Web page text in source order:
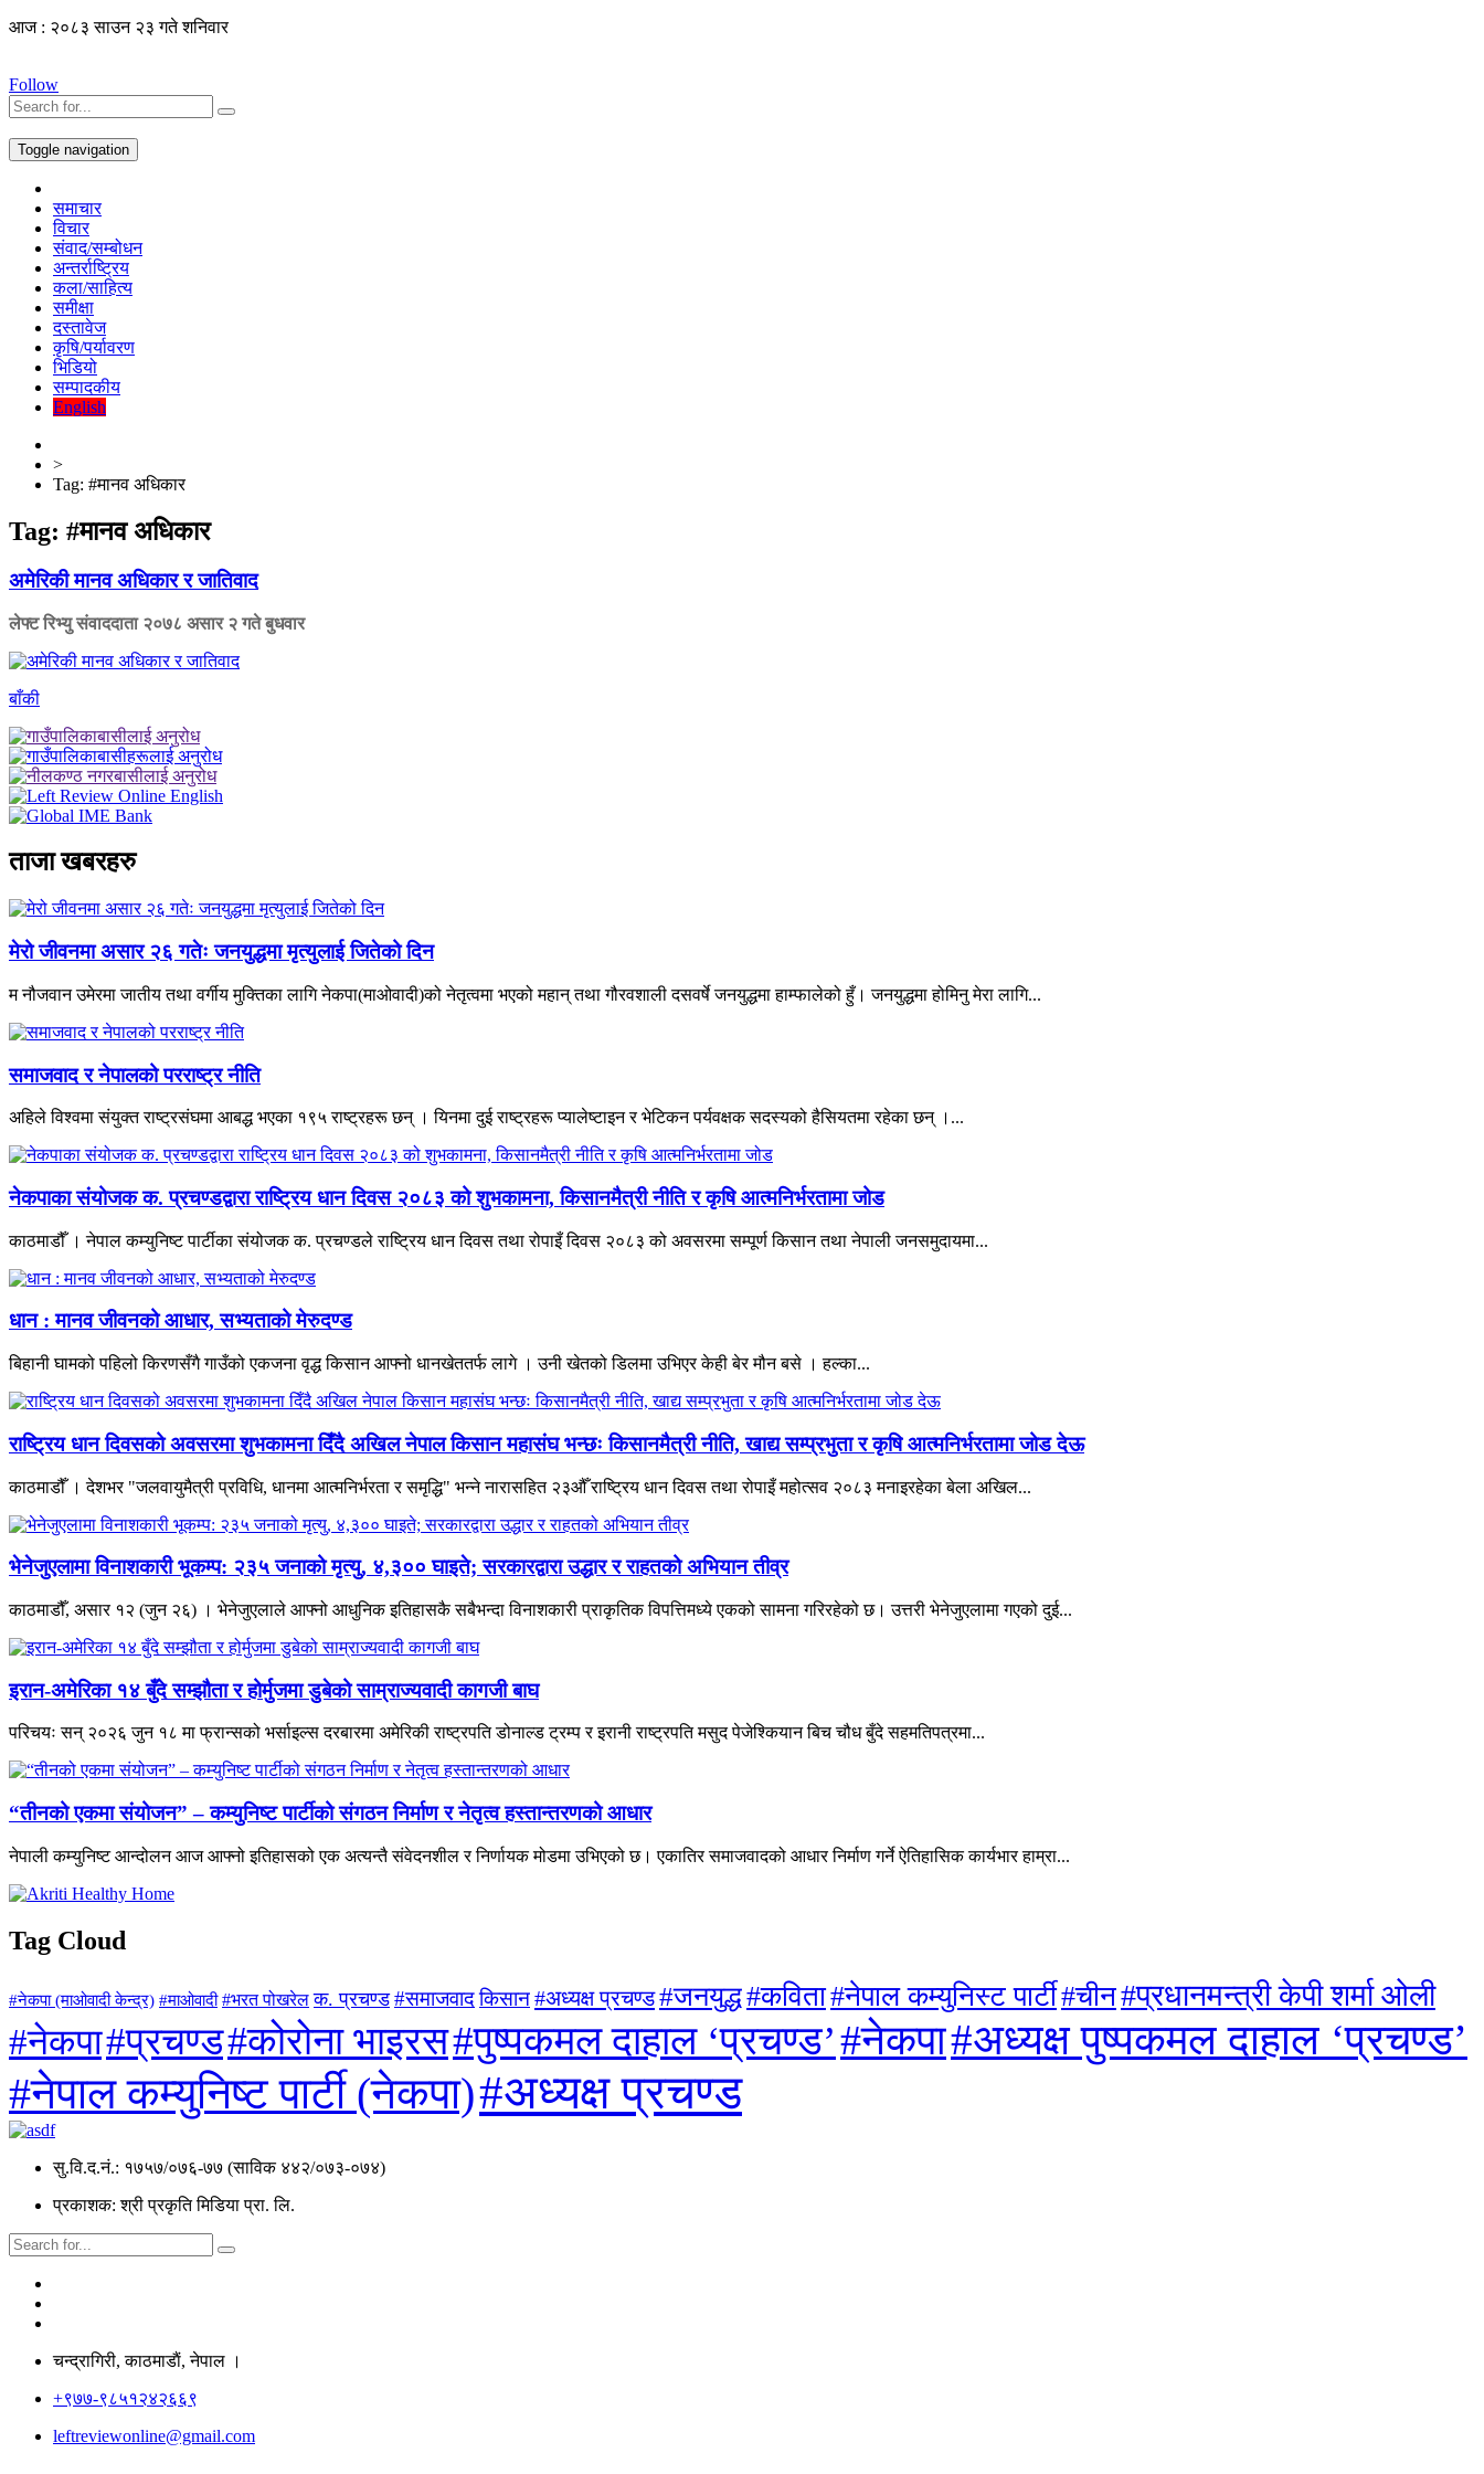
आज : २०८३ साउन २३ गते शनिवार
Follow
Toggle navigation
समाचार
विचार
संवाद/सम्बोधन
अन्तर्राष्ट्रिय
कला/साहित्य
समीक्षा
दस्तावेज
कृषि/पर्यावरण
भिडियो
सम्पादकीय
English
>
Tag: #मानव अधिकार
Tag: #मानव अधिकार
अमेरिकी मानव अधिकार र जातिवाद
लेफ्ट रिभ्यु संवाददाता २०७८ असार २ गते बुधवार
बाँकी
ताजा खबरहरु
मेरो जीवनमा असार २६ गतेः जनयुद्धमा मृत्युलाई जितेको दिन
म नौजवान उमेरमा जातीय तथा वर्गीय मुक्तिका लागि नेकपा(माओवादी)को नेतृत्वमा भएको महान् तथा गौरवशाली दसवर्षे जनयुद्धमा हाम्फालेको हुँ। जनयुद्धमा होमिनु मेरा लागि...
समाजवाद र नेपालको परराष्ट्र नीति
अहिले विश्वमा संयुक्त राष्ट्रसंघमा आबद्ध भएका १९५ राष्ट्रहरू छन् । यिनमा दुई राष्ट्रहरू प्यालेष्टाइन र भेटिकन पर्यवक्षक सदस्यको हैसियतमा रहेका छन् ।...
नेकपाका संयोजक क. प्रचण्डद्वारा राष्ट्रिय धान दिवस २०८३ को शुभकामना, किसानमैत्री नीति र कृषि आत्मनिर्भरतामा जोड
काठमाडौँ । नेपाल कम्युनिष्ट पार्टीका संयोजक क. प्रचण्डले राष्ट्रिय धान दिवस तथा रोपाइँ दिवस २०८३ को अवसरमा सम्पूर्ण किसान तथा नेपाली जनसमुदायमा...
धान : मानव जीवनको आधार, सभ्यताको मेरुदण्ड
बिहानी घामको पहिलो किरणसँगै गाउँको एकजना वृद्ध किसान आफ्नो धानखेततर्फ लागे । उनी खेतको डिलमा उभिएर केही बेर मौन बसे । हल्का...
राष्ट्रिय धान दिवसको अवसरमा शुभकामना दिँदै अखिल नेपाल किसान महासंघ भन्छः किसानमैत्री नीति, खाद्य सम्प्रभुता र कृषि आत्मनिर्भरतामा जोड देऊ
काठमाडौँ । देशभर "जलवायुमैत्री प्रविधि, धानमा आत्मनिर्भरता र समृद्धि" भन्ने नारासहित २३औँ राष्ट्रिय धान दिवस तथा रोपाइँ महोत्सव २०८३ मनाइरहेका बेला अखिल...
भेनेजुएलामा विनाशकारी भूकम्प: २३५ जनाको मृत्यु, ४,३०० घाइते; सरकारद्वारा उद्धार र राहतको अभियान तीव्र
काठमाडौँ, असार १२ (जुन २६) । भेनेजुएलाले आफ्नो आधुनिक इतिहासकै सबैभन्दा विनाशकारी प्राकृतिक विपत्तिमध्ये एकको सामना गरिरहेको छ। उत्तरी भेनेजुएलामा गएको दुई...
इरान-अमेरिका १४ बुँदे सम्झौता र होर्मुजमा डुबेको साम्राज्यवादी कागजी बाघ
परिचयः सन् २०२६ जुन १८ मा फ्रान्सको भर्साइल्स दरबारमा अमेरिकी राष्ट्रपति डोनाल्ड ट्रम्प र इरानी राष्ट्रपति मसुद पेजेश्कियान बिच चौध बुँदे सहमतिपत्रमा...
“तीनको एकमा संयोजन” – कम्युनिष्ट पार्टीको संगठन निर्माण र नेतृत्व हस्तान्तरणको आधार
नेपाली कम्युनिष्ट आन्दोलन आज आफ्नो इतिहासको एक अत्यन्तै संवेदनशील र निर्णायक मोडमा उभिएको छ। एकातिर समाजवादको आधार निर्माण गर्ने ऐतिहासिक कार्यभार हाम्रा...
Tag Cloud
#नेकपा (माओवादी केन्द्र) #माओवादी #भरत पोखरेल क. प्रचण्ड #समाजवादकिसान#अध्यक्ष प्रचण्ड#जनयुद्ध#कविता#नेपाल कम्युनिस्ट पार्टी#चीन#प्रधानमन्त्री केपी शर्मा ओली
#नेकपा#प्रचण्ड#कोरोना भाइरस#पुष्पकमल दाहाल ‘प्रचण्ड’#नेकपा#अध्यक्ष पुष्पकमल दाहाल ‘प्रचण्ड’
#नेपाल कम्युनिष्ट पार्टी (नेकपा)#अध्यक्ष प्रचण्ड
सु.वि.द.नं.: १७५७/०७६-७७ (साविक ४४२/०७३-०७४)
प्रकाशक: श्री प्रकृति मिडिया प्रा. लि.
चन्द्रागिरी, काठमाडाैं, नेपाल ।
+९७७-९८५१२४२६६९
leftreviewonline@gmail.com